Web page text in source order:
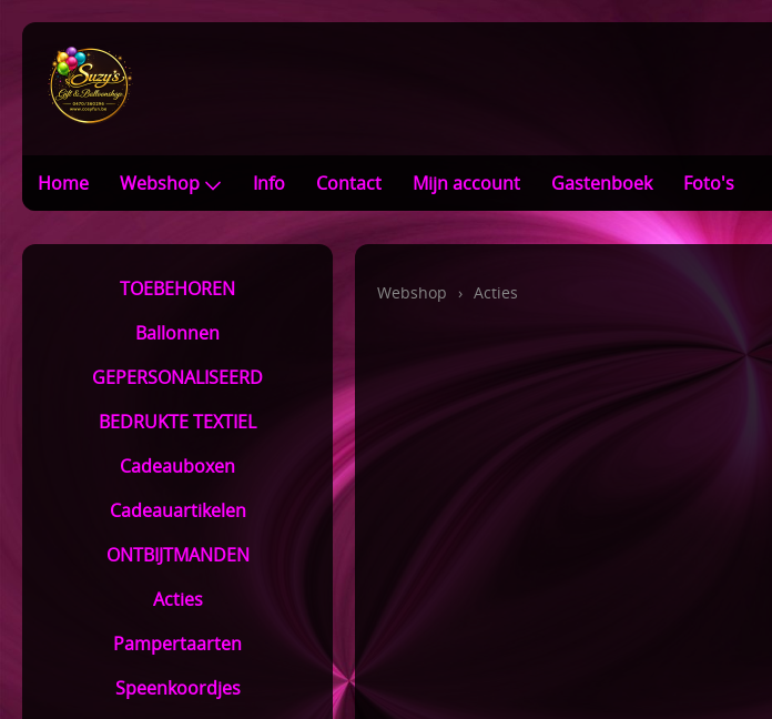
Home Webshop Info Contact Mijn account Gastenboek Foto's
TOEBEHOREN
Ballonnen
GEPERSONALISEERD
BEDRUKTE TEXTIEL
Cadeauboxen
Cadeauartikelen
ONTBIJTMANDEN
Acties
Pampertaarten
Speenkoordjes
Webshop › Acties